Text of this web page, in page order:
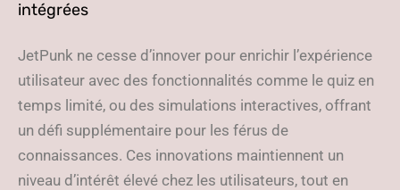
intégrées
JetPunk ne cesse d’innover pour enrichir l’expérience
utilisateur avec des fonctionnalités comme le quiz en
temps limité, ou des simulations interactives, offrant
un défi supplémentaire pour les férus de
connaissances. Ces innovations maintiennent un
niveau d’intérêt élevé chez les utilisateurs, tout en